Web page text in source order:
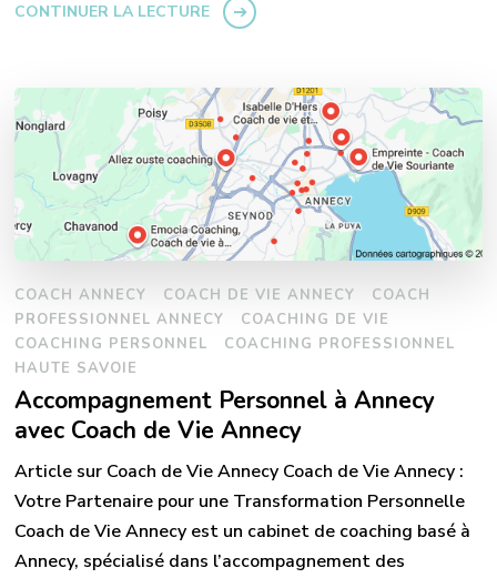
CONTINUER LA LECTURE
COACH ANNECY COACH DE VIE ANNECY
COACH
PROFESSIONNEL ANNECY
COACHING DE VIE
COACHING PERSONNEL
COACHING PROFESSIONNEL
HAUTE SAVOIE
Accompagnement Personnel à Annecy
avec Coach de Vie Annecy
Article sur Coach de Vie Annecy Coach de Vie Annecy :
Votre Partenaire pour une Transformation Personnelle
Coach de Vie Annecy est un cabinet de coaching basé à
Annecy, spécialisé dans l’accompagnement des